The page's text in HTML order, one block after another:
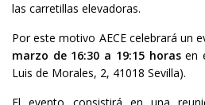
las carretillas elevadoras.
Por este motivo AECE celebrará un
marzo de 16:30 a 19:15 horasen
Luis de Morales, 2, 41018 Sevilla).